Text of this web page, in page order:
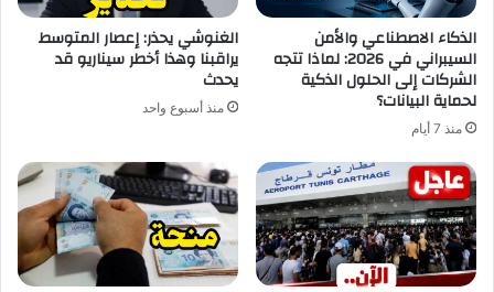
الذكاء الاصطناعي والأمن
السيبراني في 2026: لماذا تتجه
الشركات إلى الحلول الذكية
لحماية البيانات؟
منذ 7 أيام
الغنوشي يحذر: إعصار المتوسط
يراقبنا وهذا أخطر سيناريو قد
يحدث
منذ أسبوع واحد